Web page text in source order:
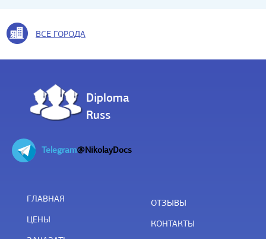
ВСЕ ГОРОДА
Diploma
Russ
Telegram@NikolayDocs
ГЛАВНАЯ
ЦЕНЫ
ОТЗЫВЫ
КОНТАКТЫ